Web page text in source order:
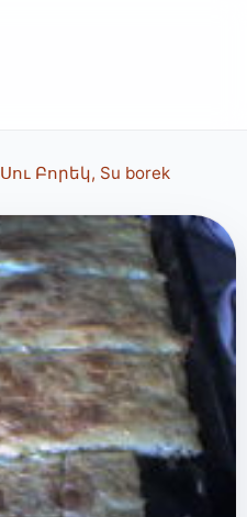
Սու Բորեկ, Su borek